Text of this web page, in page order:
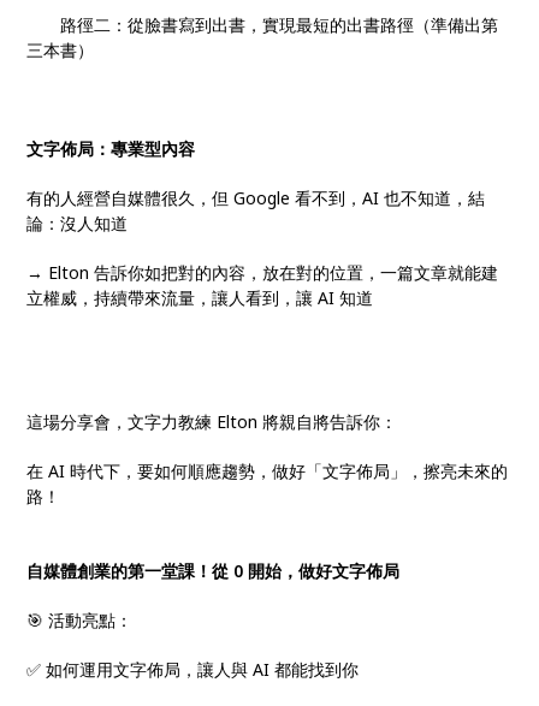
路徑二：從臉書寫到出書，實現最短的出書路徑（準備出第
三本書）
文字佈局：專業型內容
有的人經營自媒體很久，但 Google 看不到，AI 也不知道，結
論：沒人知道
→ Elton 告訴你如把對的內容，放在對的位置，一篇文章就能建
立權威，持續帶來流量，讓人看到，讓 AI 知道
這場分享會，文字力教練 Elton 將親自將告訴你：
在 AI 時代下，要如何順應趨勢，做好「文字佈局」，擦亮未來的
路！
自媒體創業的第一堂課！從 0 開始，做好文字佈局
🎯 活動亮點：
✅ 如何運用文字佈局，讓人與 AI 都能找到你